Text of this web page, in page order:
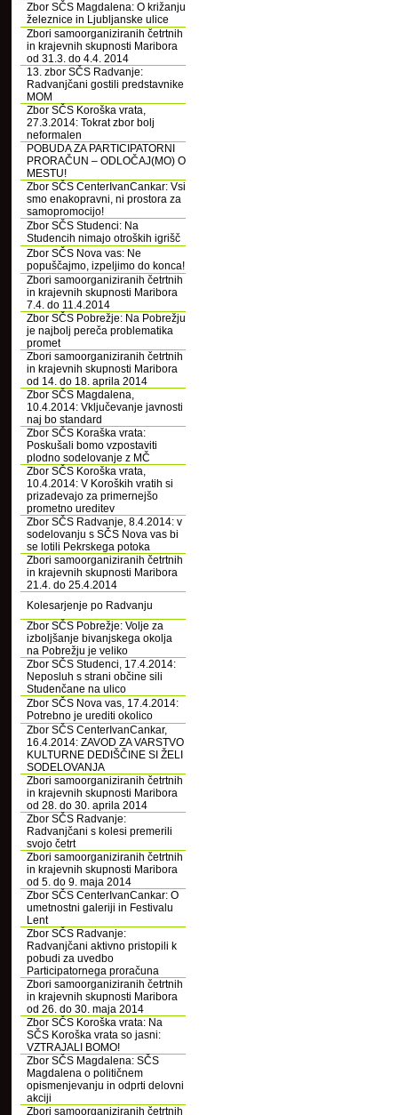
Zbor SČS Magdalena: O križanju
železnice in Ljubljanske ulice
Zbori samoorganiziranih četrtnih
in krajevnih skupnosti Maribora
od 31.3. do 4.4. 2014
13. zbor SČS Radvanje:
Radvanjčani gostili predstavnike
MOM
Zbor SČS Koroška vrata,
27.3.2014: Tokrat zbor bolj
neformalen
POBUDA ZA PARTICIPATORNI
PRORAČUN – ODLOČAJ(MO) O
MESTU!
Zbor SČS CenterIvanCankar: Vsi
smo enakopravni, ni prostora za
samopromocijo!
Zbor SČS Studenci: Na
Studencih nimajo otroških igrišč
Zbor SČS Nova vas: Ne
popuščajmo, izpeljimo do konca!
Zbori samoorganiziranih četrtnih
in krajevnih skupnosti Maribora
7.4. do 11.4.2014
Zbor SČS Pobrežje: Na Pobrežju
je najbolj pereča problematika
promet
Zbori samoorganiziranih četrtnih
in krajevnih skupnosti Maribora
od 14. do 18. aprila 2014
Zbor SČS Magdalena,
10.4.2014: Vključevanje javnosti
naj bo standard
Zbor SČS Koraška vrata:
Poskušali bomo vzpostaviti
plodno sodelovanje z MČ
Zbor SČS Koroška vrata,
10.4.2014: V Koroških vratih si
prizadevajo za primernejšo
prometno ureditev
Zbor SČS Radvanje, 8.4.2014: v
sodelovanju s SČS Nova vas bi
se lotili Pekrskega potoka
Zbori samoorganiziranih četrtnih
in krajevnih skupnosti Maribora
21.4. do 25.4.2014
Kolesarjenje po Radvanju
Zbor SČS Pobrežje: Volje za
izboljšanje bivanjskega okolja
na Pobrežju je veliko
Zbor SČS Studenci, 17.4.2014:
Neposluh s strani občine sili
Studenčane na ulico
Zbor SČS Nova vas, 17.4.2014:
Potrebno je urediti okolico
Zbor SČS CenterIvanCankar,
16.4.2014: ZAVOD ZA VARSTVO
KULTURNE DEDIŠČINE SI ŽELI
SODELOVANJA
Zbori samoorganiziranih četrtnih
in krajevnih skupnosti Maribora
od 28. do 30. aprila 2014
Zbor SČS Radvanje:
Radvanjčani s kolesi premerili
svojo četrt
Zbori samoorganiziranih četrtnih
in krajevnih skupnosti Maribora
od 5. do 9. maja 2014
Zbor SČS CenterIvanCankar: O
umetnostni galeriji in Festivalu
Lent
Zbor SČS Radvanje:
Radvanjčani aktivno pristopili k
pobudi za uvedbo
Participatornega proračuna
Zbori samoorganiziranih četrtnih
in krajevnih skupnosti Maribora
od 26. do 30. maja 2014
Zbor SČS Koroška vrata: Na
SČS Koroška vrata so jasni:
VZTRAJALI BOMO!
Zbor SČS Magdalena: SČS
Magdalena o političnem
opismenjevanju in odprti delovni
akciji
Zbori samoorganiziranih četrtnih